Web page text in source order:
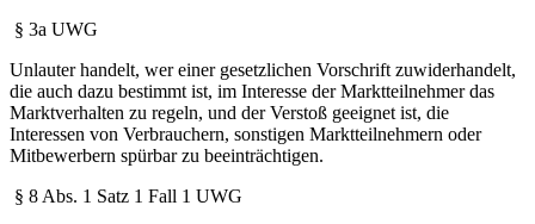
§ 3a UWG
Unlauter handelt, wer einer gesetzlichen Vorschrift zuwiderhandelt,
die auch dazu bestimmt ist, im Interesse der Marktteilnehmer das
Marktverhalten zu regeln, und der Verstoß geeignet ist, die
Interessen von Verbrauchern, sonstigen Marktteilnehmern oder
Mitbewerbern spürbar zu beeinträchtigen.
§ 8 Abs. 1 Satz 1 Fall 1 UWG